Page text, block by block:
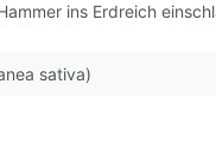
ins Erdreich
sativa)